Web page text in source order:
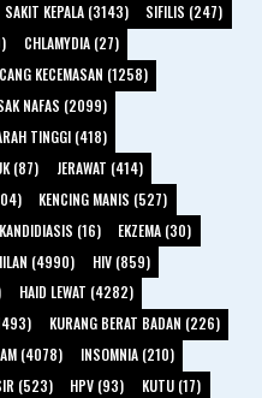
SAKIT KEPALA (3143)
SIFILIS (247)
CHLAMYDIA (27)
KECEMASAN (1258)
NAFAS (2099)
TINGGI (418)
(87)
JERAWAT (414)
KENCING MANIS (527)
KANDIDIASIS (16)
EKZEMA (30)
(4990)
HIV (859)
HAID LEWAT (4282)
KURANG BERAT BADAN (226)
AM (4078)
INSOMNIA (210)
(523) HPV (93)
KUTU (17)